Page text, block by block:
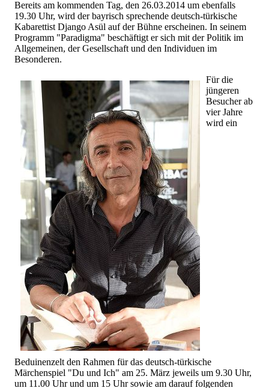
Bereits am kommenden Tag, den 26.03.2014 um ebenfalls
19.30 Uhr, wird der bayrisch sprechende deutsch-türkische
Kabarettist Django Asül auf der Bühne erscheinen. In seinem
Programm "Paradigma" beschäftigt er sich mit der Politik im
Allgemeinen, der Gesellschaft und den Individuen im
Besonderen.
Für die
jüngeren
Besucher ab
vier Jahre
wird ein
Beduinenzelt den Rahmen für das deutsch-türkische
Märchenspiel "Du und Ich" am 25. März jeweils um 9.30 Uhr,
um 11.00 Uhr und um 15 Uhr sowie am darauf folgenden